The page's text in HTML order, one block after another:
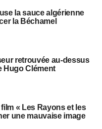
la sauce algérienne
la Béchamel
retrouvée au-dessus
Hugo Clément
« Les Rayons et les
une mauvaise image